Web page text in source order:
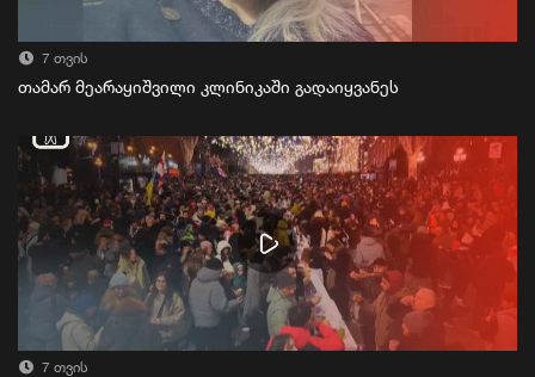
7 თვის
თამარ მეარაყიშვილი კლინიკაში გადაიყვანეს
7 თვის